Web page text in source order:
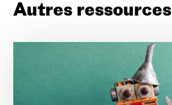
Autres ressources